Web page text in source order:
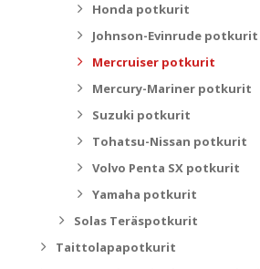
Honda potkurit
Johnson-Evinrude potkurit
Mercruiser potkurit
Mercury-Mariner potkurit
Suzuki potkurit
Tohatsu-Nissan potkurit
Volvo Penta SX potkurit
Yamaha potkurit
Solas Teräspotkurit
Taittolapapotkurit